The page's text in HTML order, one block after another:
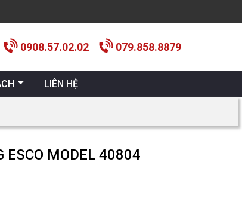
0908.57.02.02 079.858.8879
LIÊN HỆ
ESCO MODEL 40804